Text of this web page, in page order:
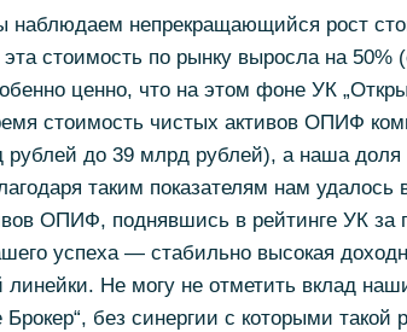
наблюдаем непрекращающийся рост
стоимость по рынку выросла на
ценно, что на этом фоне УК
стоимость чистых активов ОПИФ
рублей до 39 млрд рублей), а наша доля
таким показателям нам
ОПИФ, поднявшись в рейтинге УК за
успеха — стабильно высокая
линейки. Не могу не отметить вклад
Брокер“, без синергии с которыми такой